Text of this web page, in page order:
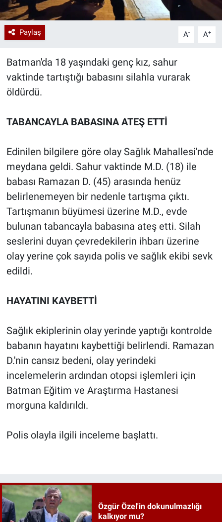
Paylaş A- A+
Batman'da 18 yaşındaki genç kız, sahur
vaktinde tartıştığı babasını silahla vurarak
öldürdü.
TABANCAYLA BABASINA ATEŞ ETTİ
Edinilen bilgilere göre olay Sağlık Mahallesi'nde
meydana geldi. Sahur vaktinde M.D. (18) ile
babası Ramazan D. (45) arasında henüz
belirlenemeyen bir nedenle tartışma çıktı.
Tartışmanın büyümesi üzerine M.D., evde
bulunan tabancayla babasına ateş etti. Silah
seslerini duyan çevredekilerin ihbarı üzerine
olay yerine çok sayıda polis ve sağlık ekibi sevk
edildi.
HAYATINI KAYBETTİ
Sağlık ekiplerinin olay yerinde yaptığı kontrolde
babanın hayatını kaybettiği belirlendi. Ramazan
D.'nin cansız bedeni, olay yerindeki
incelemelerin ardından otopsi işlemleri için
Batman Eğitim ve Araştırma Hastanesi
morguna kaldırıldı.
Polis olayla ilgili inceleme başlattı.
Özgür Özel'in dokunulmazlığı
kalkıyor mu?
Teknoloji
Ramazan